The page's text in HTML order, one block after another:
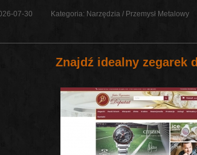
07-30 Kategoria: Narzędzia / Przemysł Metalowy
Znajdź idealny zegarek